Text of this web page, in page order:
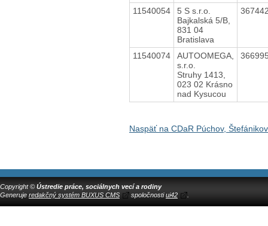
11540054
5 S s.r.o.
Bajkalská 5/B,
831 04
Bratislava
11540074
AUTOOMEGA,
s.r.o.
Struhy 1413,
023 02 Krásno
nad Kysucou
Naspäť na CDaR Púchov,
Copyright © Ústredie práce, sociálnych vecí a rodiny
Generuje redakčný systém BUXUS CMS spoločnostiui42